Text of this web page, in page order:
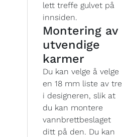
lett treffe gulvet på
innsiden.
Montering av
utvendige
karmer
Du kan velge å velge
en 18 mm liste av tre
i designeren, slik at
du kan montere
vannbrettbeslaget
ditt på den. Du kan